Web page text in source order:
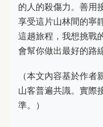
的人的殺傷力。善用
享受這片山林間的寧
這趟旅程，我想挑戰
會幫你做出最好的路
（本文內容基於作
山客普遍共識。實際
準。）